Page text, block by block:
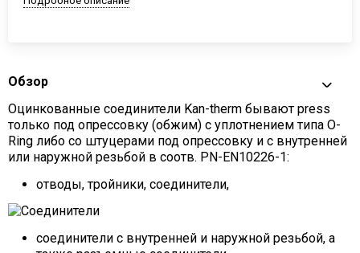
Обзор
Оцинкованные соединители Kan-therm бывают press
только под опрессовку (обжим) с уплотнением типа O-
Ring либо со штуцерами под опрессовку и с внутренней
или наружной резьбой в соотв. PN-EN10226-1:
отводы, тройники, соединители,
соединители с внутренней и наружной резьбой, а